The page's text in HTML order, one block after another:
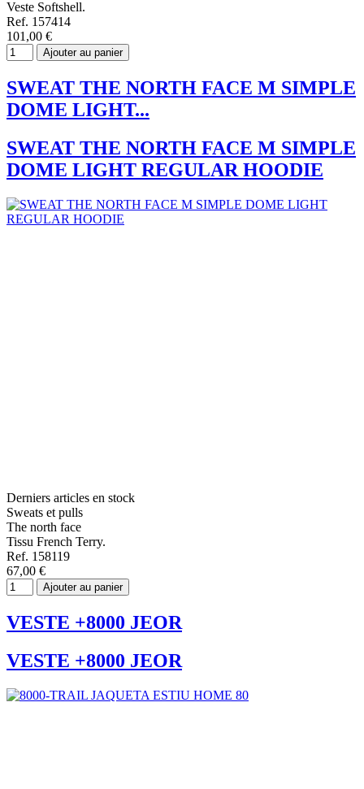
Veste Softshell.
Ref. 157414
101,00 €
Ajouter au panier
SWEAT THE NORTH FACE M SIMPLE
DOME LIGHT...
SWEAT THE NORTH FACE M SIMPLE
DOME LIGHT REGULAR HOODIE
Derniers articles en stock
Sweats et pulls
The north face
Tissu French Terry.
Ref. 158119
67,00 €
Ajouter au panier
VESTE +8000 JEOR
VESTE +8000 JEOR